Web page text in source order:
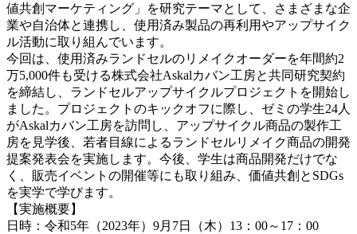
値共創マーケティング」を研究テーマとして、さまざまな企
業や自治体と連携し、使用済み製品の再利用やアップサイク
ル活動に取り組んでいます。
今回は、使用済みランドセルのリメイクオーダーを年間約2
万5,000件も受ける株式会社Askalカバン工房と共同研究契約
を締結し、ランドセルアップサイクルプロジェクトを開始し
ました。プロジェクトのキックオフに際し、ゼミの学生24人
がAskalカバン工房を訪問し、アップサイクル商品の製作工
房を見学後、若者目線によるランドセルリメイク商品の開発
提案発表会を実施します。今後、学生は商品開発だけでな
く、販売イベントの開催等にも取り組み、価値共創とSDGs
を実学で学びます。
【実施概要】
日時：令和5年（2023年）9月7日（木）13：00～17：00